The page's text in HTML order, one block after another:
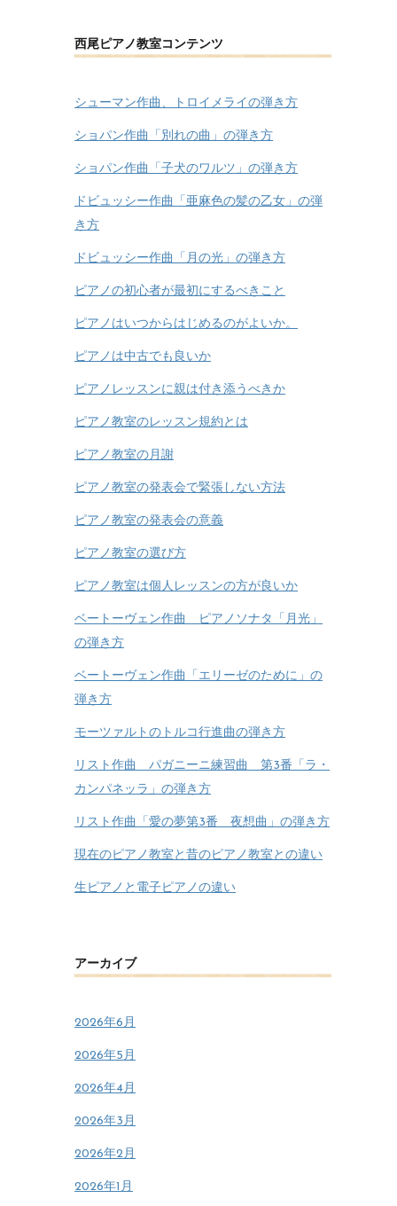
西尾ピアノ教室コンテンツ
シューマン作曲、トロイメライの弾き方
ショパン作曲「別れの曲」の弾き方
ショパン作曲「子犬のワルツ」の弾き方
ドビュッシー作曲「亜麻色の髪の乙女」の弾
き方
ドビュッシー作曲「月の光」の弾き方
ピアノの初心者が最初にするべきこと
ピアノはいつからはじめるのがよいか。
ピアノは中古でも良いか
ピアノレッスンに親は付き添うべきか
ピアノ教室のレッスン規約とは
ピアノ教室の月謝
ピアノ教室の発表会で緊張しない方法
ピアノ教室の発表会の意義
ピアノ教室の選び方
ピアノ教室は個人レッスンの方が良いか
ベートーヴェン作曲 ピアノソナタ「月光」
の弾き方
ベートーヴェン作曲「エリーゼのために」の
弾き方
モーツァルトのトルコ行進曲の弾き方
リスト作曲 パガニーニ練習曲 第3番「ラ・
カンパネッラ」の弾き方
リスト作曲「愛の夢第3番 夜想曲」の弾き方
現在のピアノ教室と昔のピアノ教室との違い
生ピアノと電子ピアノの違い
アーカイブ
2026年6月
2026年5月
2026年4月
2026年3月
2026年2月
2026年1月